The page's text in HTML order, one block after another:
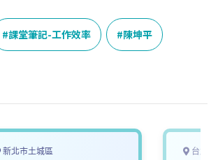
課堂筆記-工作效率 陳坤平
新北市土城區 台北